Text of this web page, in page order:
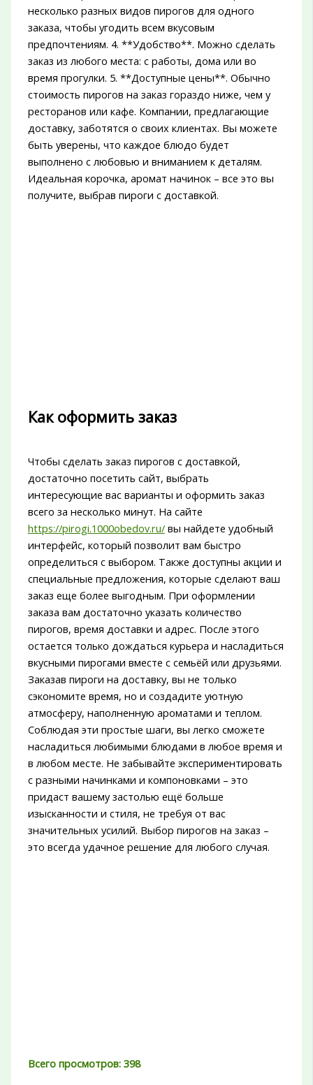
несколько разных видов пирогов для одного
заказа, чтобы угодить всем вкусовым
предпочтениям. 4. **Удобство**. Можно сделать
заказ из любого места: с работы, дома или во
время прогулки. 5. **Доступные цены**. Обычно
стоимость пирогов на заказ гораздо ниже, чем у
ресторанов или кафе. Компании, предлагающие
доставку, заботятся о своих клиентах. Вы можете
быть уверены, что каждое блюдо будет
выполнено с любовью и вниманием к деталям.
Идеальная корочка, аромат начинок – все это вы
получите, выбрав пироги с доставкой.
Как оформить заказ
Чтобы сделать заказ пирогов с доставкой,
достаточно посетить сайт, выбрать
интересующие вас варианты и оформить заказ
всего за несколько минут. На сайте
https://pirogi.1000obedov.ru/вы найдете удобный
интерфейс, который позволит вам быстро
определиться с выбором. Также доступны акции и
специальные предложения, которые сделают ваш
заказ еще более выгодным. При оформлении
заказа вам достаточно указать количество
пирогов, время доставки и адрес. После этого
остается только дождаться курьера и насладиться
вкусными пирогами вместе с семьёй или друзьями.
Заказав пироги на доставку, вы не только
сэкономите время, но и создадите уютную
атмосферу, наполненную ароматами и теплом.
Соблюдая эти простые шаги, вы легко сможете
насладиться любимыми блюдами в любое время и
в любом месте. Не забывайте экспериментировать
с разными начинками и компоновками – это
придаст вашему застолью ещё больше
изысканности и стиля, не требуя от вас
значительных усилий. Выбор пирогов на заказ –
это всегда удачное решение для любого случая.
Всего просмотров: 398